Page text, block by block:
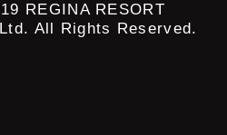
REGINA RESORT
All Rights Reserved.